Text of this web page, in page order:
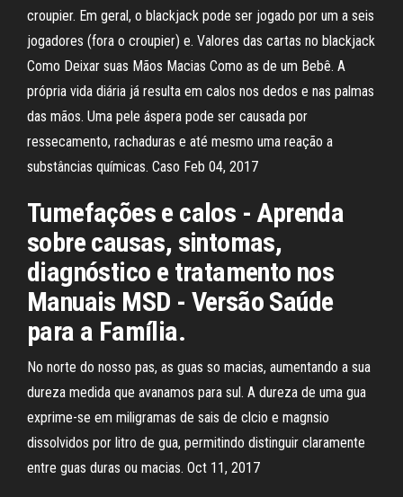
croupier. Em geral, o blackjack pode ser jogado por um a seis
jogadores (fora o croupier) e. Valores das cartas no blackjack
Como Deixar suas Mãos Macias Como as de um Bebê. A
própria vida diária já resulta em calos nos dedos e nas palmas
das mãos. Uma pele áspera pode ser causada por
ressecamento, rachaduras e até mesmo uma reação a
substâncias químicas. Caso Feb 04, 2017
Tumefações e calos - Aprenda
sobre causas, sintomas,
diagnóstico e tratamento nos
Manuais MSD - Versão Saúde
para a Família.
No norte do nosso pas, as guas so macias, aumentando a sua
dureza medida que avanamos para sul. A dureza de uma gua
exprime-se em miligramas de sais de clcio e magnsio
dissolvidos por litro de gua, permitindo distinguir claramente
entre guas duras ou macias. Oct 11, 2017